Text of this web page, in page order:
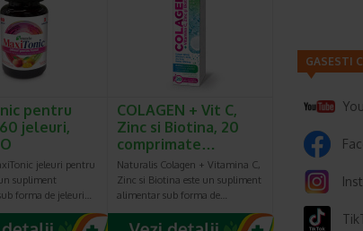
pentru
jeleuri,
jeleuri pentru
supliment
forma de jeleuri…
COLAGEN + Vit C,
Zinc si Biotina, 20
comprimate…
Naturalis Colagen + Vitamina C,
Zinc si Biotina este un supliment
alimentar sub forma de…
GASESTI